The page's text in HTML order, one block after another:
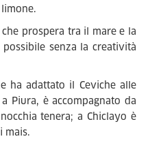
prospera tra il mare e la
senza la creatività
ha adattato il Ceviche alle
Piura, è accompagnato da
tenera; a Chiclayo è
mais.